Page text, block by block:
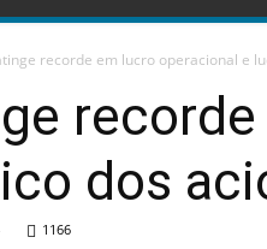
recorde em lucro operacional e
dos
1166